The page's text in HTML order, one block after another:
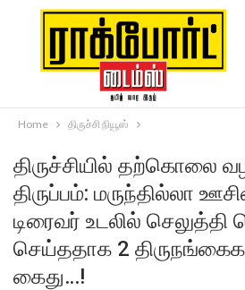
Home திருச்சி நியூஸ்
திருச்சியில் தற்கொலை
திருப்பம்: மருந்தில்லா
டிரைவர் உடலில்
செய்ததாக 2
கைது…!